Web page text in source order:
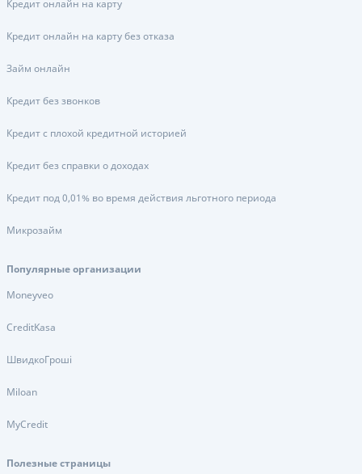
Кредит онлайн на карту
Кредит онлайн на карту без отказа
Займ онлайн
Кредит без звонков
Кредит с плохой кредитной историей
Кредит без справки о доходах
Кредит под 0,01% во время действия льготного периода
Микрозайм
Популярные организации
Moneyveo
CreditKasa
ШвидкоГроші
Miloan
MyCredit
Полезные страницы